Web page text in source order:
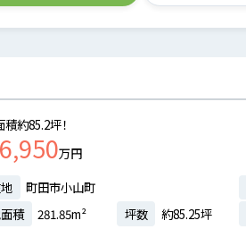
約85.2坪！
6,950万円
町田市小山町
積
281.85m² 坪数 約85.25坪